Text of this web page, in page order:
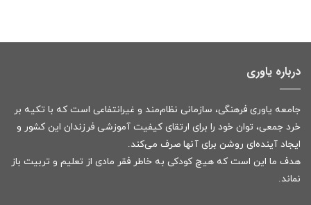
درباره یاوری
جامعه یاوری فرهنگی، سازمانی نظام‌مند و غیرانتفاعی است که با تکیه بر
خرد جمعی، توان خود را برای ارتقای کیفیت آموزشی فرزندان این کشور و
ایجاد آینده‌ای روشن برای آنها صرف می‌کند.
هدف ما این است که هیچ کودکی به خاطر فقر مادی از تعلیم و تربیت باز
نماند.